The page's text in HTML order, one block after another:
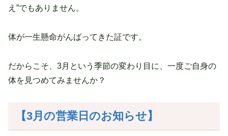
え”でもありません。
体が一生懸命がんばってきた証です。
だからこそ、3月という季節の変わり目に、一度ご自身の
体を見つめてみませんか？
【3月の営業日のお知らせ】